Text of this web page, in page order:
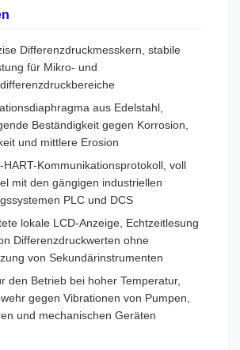
Differenzdruckmesskern, stabile
für Mikro- und
aus Edelstahl,
Beständigkeit gegen Korrosion,
und mittlere Erosion
HART-Kommunikationsprotokoll, voll
mit den gängigen industriellen
PLC und DCS
lokale LCD-Anzeige, Echtzeitlesung
Differenzdruckwerten ohne
von Sekundärinstrumenten
den Betrieb bei hoher Temperatur,
gegen Vibrationen von Pumpen,
und mechanischen Geräten